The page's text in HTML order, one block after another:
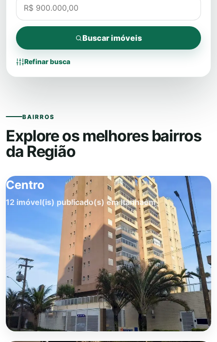
Buscar imóveis
Refinar busca
BAIRROS
Explore os melhores bairros
da Região
Centro
12 imóvel(is) publicado(s) em Itanhaém